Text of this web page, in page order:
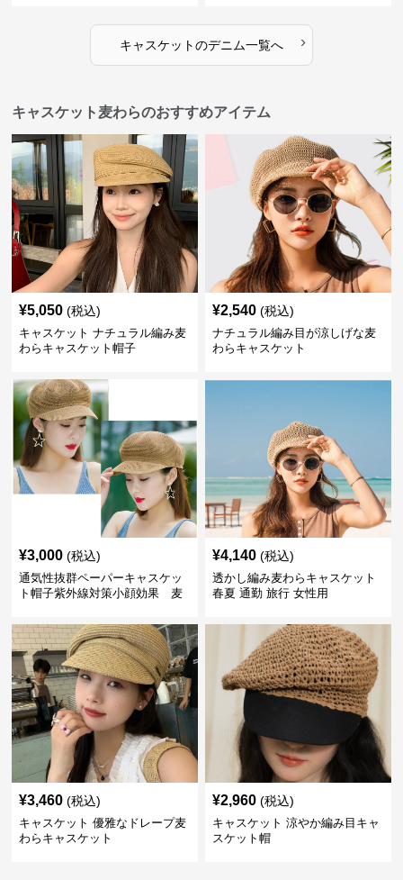
キャスケットのデニム一覧へ ›
キャスケット麦わらのおすすめアイテム
¥5,050 (税込)
キャスケット ナチュラル編み麦
わらキャスケット帽子
¥2,540 (税込)
ナチュラル編み目が涼しげな麦
わらキャスケット
¥3,000 (税込)
通気性抜群ペーパーキャスケッ
ト帽子紫外線対策小顔効果 麦
¥4,140 (税込)
透かし編み麦わらキャスケット
春夏 通勤 旅行 女性用
¥3,460 (税込)
キャスケット 優雅なドレープ麦
わらキャスケット
¥2,960 (税込)
キャスケット 涼やか編み目キャ
スケット帽